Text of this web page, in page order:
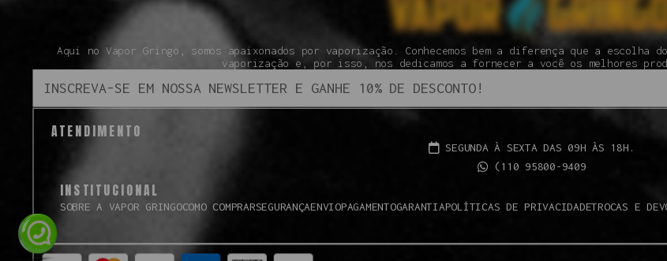
Aqui no Vapor Gringo, somos apaixonados por vaporização. Conhecemos bem a diferença que a
vaporização e, por isso, nos dedicamos a fornecer a você os melhores
ATENDIMENTO
SEGUNDA À SEXTA DAS 09H ÀS 18H.
(110 95800-9409
INSTITUCIONAL
SOBRE A VAPOR GRINGOCOMO COMPRARSEGURANÇAENVIOPAGAMENTOGARANTIAPOLÍTICAS DE PRIVACIDADETROCAS E